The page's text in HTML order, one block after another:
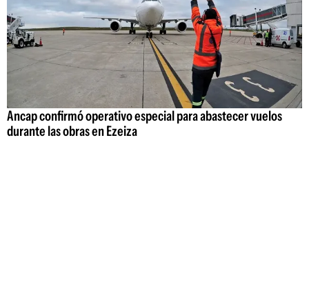
Ancap confirmó operativo especial para abastecer vuelos
durante las obras en Ezeiza